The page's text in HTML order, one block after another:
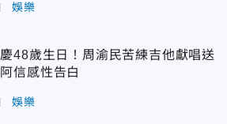
娛樂
48歲生日！周渝民苦練吉他獻唱送
信感性告白
娛樂